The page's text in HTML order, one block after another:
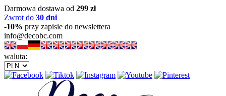
Darmowa dostawa od 299 zł
Zwrot do 30 dni
-10% przy zapisie do newslettera
info@decobc.com
waluta: